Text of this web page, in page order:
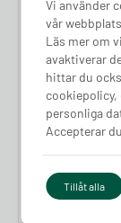
4.76
Laddkabel 5-
Finns i lager
Pris från
2 380kr
Vi använder
vår
Läs mer om
avaktiverar
hittar du
cookiepolicy,
personliga
Accepterar
Tillåt alla